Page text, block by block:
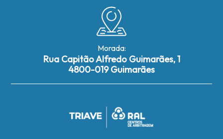
Morada:
Rua Capitão Alfredo Guimarães, 1
4800-019 Guimarães